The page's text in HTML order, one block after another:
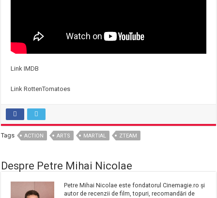
Link IMDB
Link RottenTomatoes
Tags ACTION ARTS MARTIAL ZTEAM
Despre Petre Mihai Nicolae
Petre Mihai Nicolae este fondatorul Cinemagie.ro și
autor de recenzii de film, topuri, recomandări de